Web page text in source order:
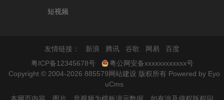
短视频
友情链接： 新浪 腾讯 谷歌 网易
百度
粤ICP备12345678号
粤公网安备xxxxxxxxxxxx号
Copyright © 2004-2026 885579网站建设 版权所有 Powered by Eyo
uCms